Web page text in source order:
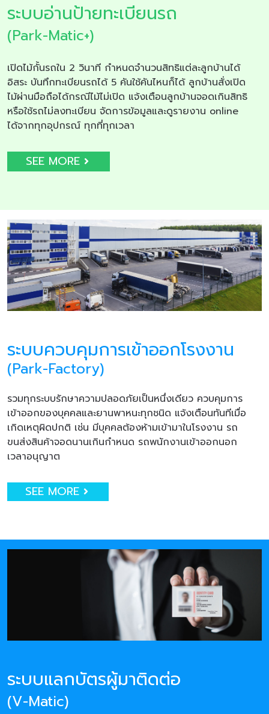
ระบบอ่านป้ายทะเบียนรถ
(Park-Matic+)
เปิดไม้กั้นรถใน 2 วินาที กำหนดจำนวนสิทธิแต่ละลูกบ้านได้
อิสระ บันทึกทะเบียนรถได้ 5 คันใช้คันไหนก็ได้ ลูกบ้านสั่งเปิด
ไม้ผ่านมือถือได้กรณีไม้ไม่เปิด แจ้งเตือนลูกบ้านจอดเกินสิทธิ
หรือใช้รถไม่ลงทะเบียน จัดการข้อมูลและดูรายงาน online
ได้จากทุกอุปกรณ์ ทุกที่ทุกเวลา
SEE MORE
ระบบควบคุมการเข้าออกโรงงาน
(Park-Factory)
รวมทุกระบบรักษาความปลอดภัยเป็นหนึ่งเดียว ควบคุมการ
เข้าออกของบุคคลและยานพาหนะทุกชนิด แจ้งเตือนทันทีเมื่อ
เกิดเหตุผิดปกติ เช่น มีบุคคลต้องห้ามเข้ามาในโรงงาน รถ
ขนส่งสินค้าจอดนานเกินกำหนด รถพนักงานเข้าออกนอก
เวลาอนุญาต
SEE MORE
ระบบแลกบัตรผู้มาติดต่อ
(V-Matic)